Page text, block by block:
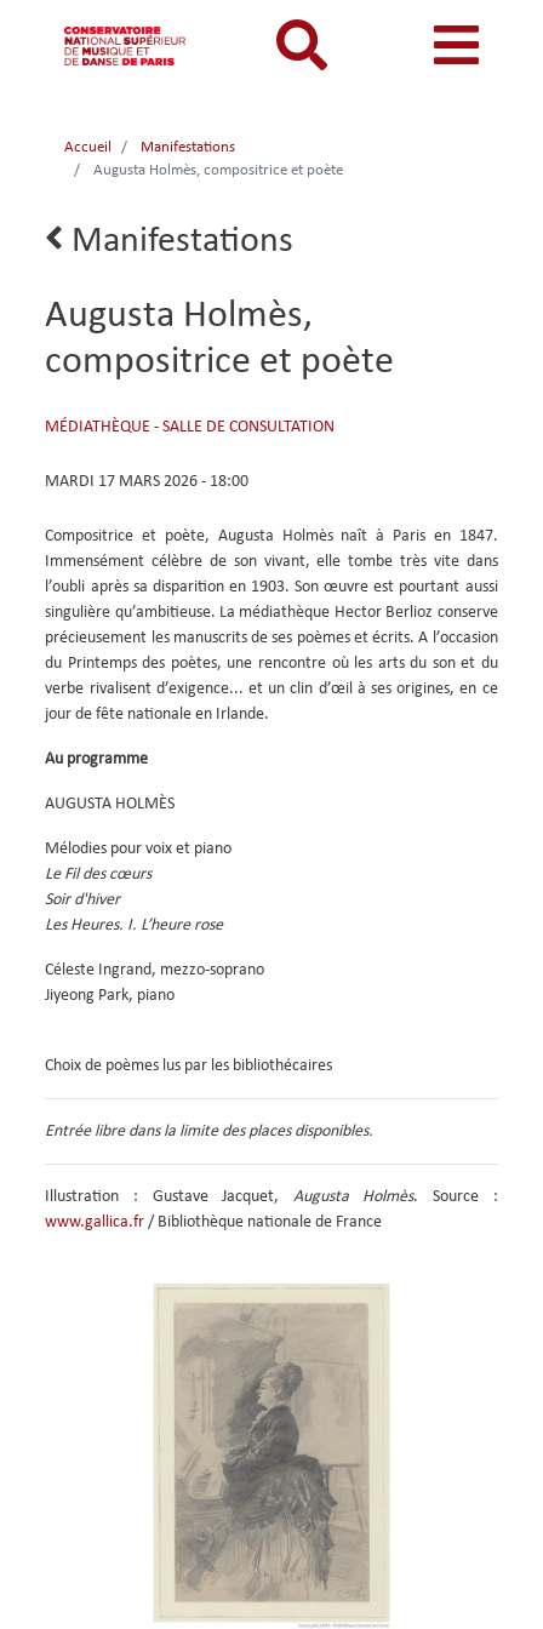
au
contenu
Catalogue
Mon
responsive
mobile
Menu
compte
mobile
Je me connecte
Je me connecte pour la première fois
Menu
BIBLIOTHEQUES ET ARCHIVES
INFORMATIONS PRATIQUES
LECTURES A VUE
FONDS CDMC-MMC
Accueil
Manifestations
Augusta Holmès, compositrice et poète
Lien Manifestations
Augusta Holmès,
compositrice et poète
Tags
MÉDIATHÈQUE - SALLE DE CONSULTATION
DATE
HEURE
DE
LA
MANIFESTATION
MARDI 17 MARS 2026 - 18:00
Compositrice et poète, Augusta Holmès naît à Paris en 1847.
Immensément célèbre de son vivant, elle tombe très vite dans
l’oubli après sa disparition en 1903. Son œuvre est pourtant aussi
singulière qu’ambitieuse. La médiathèque Hector Berlioz conserve
précieusement les manuscrits de ses poèmes et écrits. A l’occasion
du Printemps des poètes, une rencontre où les arts du son et du
verbe rivalisent d’exigence... et un clin d’œil à ses origines, en ce
jour de fête nationale en Irlande.
Au programme
AUGUSTA HOLMÈS
Mélodies pour voix et piano
Le Fil des cœurs
Soir d'hiver
Les Heures. I. L’heure rose
Céleste Ingrand, mezzo-soprano
Jiyeong Park, piano
Choix de poèmes lus par les bibliothécaires
Entrée libre dans la limite des places disponibles.
Illustration : Gustave Jacquet, Augusta Holmès. Source :
www.gallica.fr / Bibliothèque nationale de France